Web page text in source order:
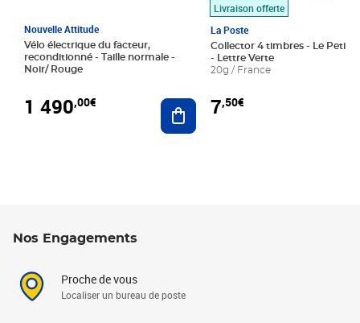
Nouvelle Attitude
Vélo électrique du facteur,
reconditionné - Taille normale -
Noir/ Rouge
1 490,00€ Ajouter au panier
Livraison offerte
La Poste
Collector 4 timbres - Le Petit
- Lettre Verte
20g / France
7,50€
Nos Engagements
Proche de vous
Localiser un bureau de poste